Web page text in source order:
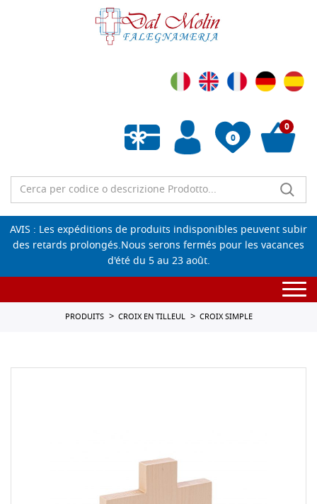
0
Liste de souhaits vide
0
AVIS : Les expéditions de produits indisponibles peuvent subir
des retards prolongés.Nous serons fermés pour les vacances
d'été du 5 au 23 août.
PRODUITS CROIX EN TILLEUL CROIX SIMPLE